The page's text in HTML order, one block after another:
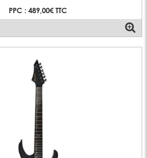
PPC : 489,00€ TTC